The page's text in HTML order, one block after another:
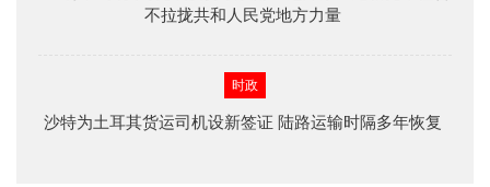
不拉拢共和人民党地方力量
时政
沙特为土耳其货运司机设新签证 陆路运输时隔多年恢复